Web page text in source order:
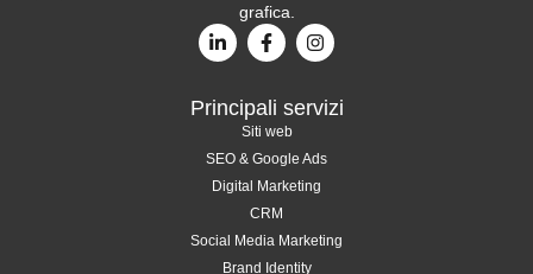
grafica.
Principali servizi
Siti web
SEO & Google Ads
Digital Marketing
CRM
Social Media Marketing
Brand Identity